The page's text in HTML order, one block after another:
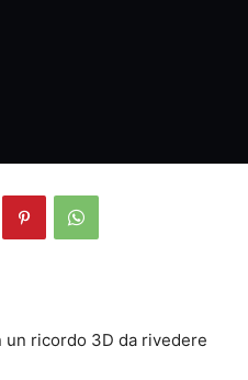
un ricordo 3D da rivedere